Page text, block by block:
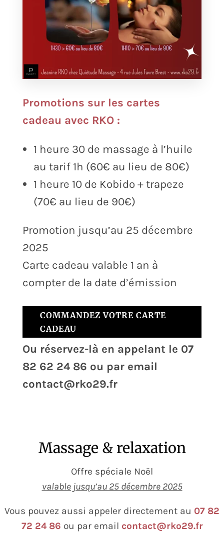
Promotions sur les cartes
cadeau avec RKO :
1 heure 30 de massage à l’huile
au tarif 1h (60€ au lieu de 80€)
1 heure 10 de Kobido + trapeze
(70€ au lieu de 90€)
Promotion jusqu’au 25 décembre
2025
Carte cadeau valable 1 an à
compter de la date d’émission
COMMANDEZ VOTRE CARTE
CADEAU
Ou réservez-là en appelant le 07
82 62 24 86 ou par email
contact@rko29.fr
Massage & relaxation
Offre spéciale Noël
valable jusqu’au 25 décembre 2025
Vous pouvez aussi appeler directement au 07 82
72 24 86 ou par email contact@rko29.fr